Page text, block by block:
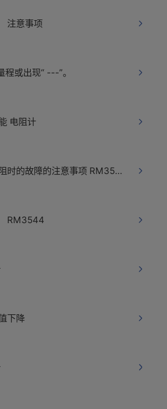
注意事项
或出现“ ---”。
电阻计
时的故障的注意事项 RM3545
RM3544
下降